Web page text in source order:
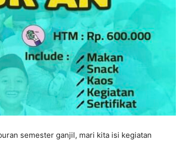
semester ganjil, mari kita isi kegiatan